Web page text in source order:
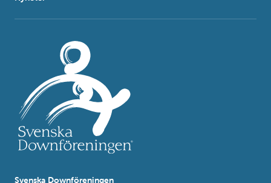
Svenska Downföreningen